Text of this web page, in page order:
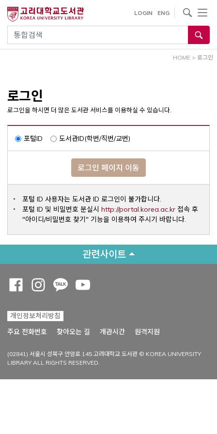
건
통합검색
LOGIN ENG
사이트내 검색
HOME > 로그인
로그인
로그인을 하시면 더 많은 도서관 서비스를 이용하실 수 있습니다.
포털ID 도서관ID(학번/직번/교번)
로그인 페이지 이동
포털 ID 사용자는 도서관 ID 로그인이 불가합니다.
포털 ID 및 비밀번호 분실시 http://portal.korea.ac.krOpens a
접속 후
"아이디/비밀번호 찾기" 기능을 이용하여 주시기 바랍니다.
관련사이트
개인정보처리방침
주요 전화번호
찾아오는 길 개관시간 원격지원
(02841) 서울시 성북구 안암로 145 고려대학교 도서관 © KOREA UNIVERSITY
LIBRARY ALL RIGHTS RESERVED.
Opens a new window
Opens a new window
Opens a new window